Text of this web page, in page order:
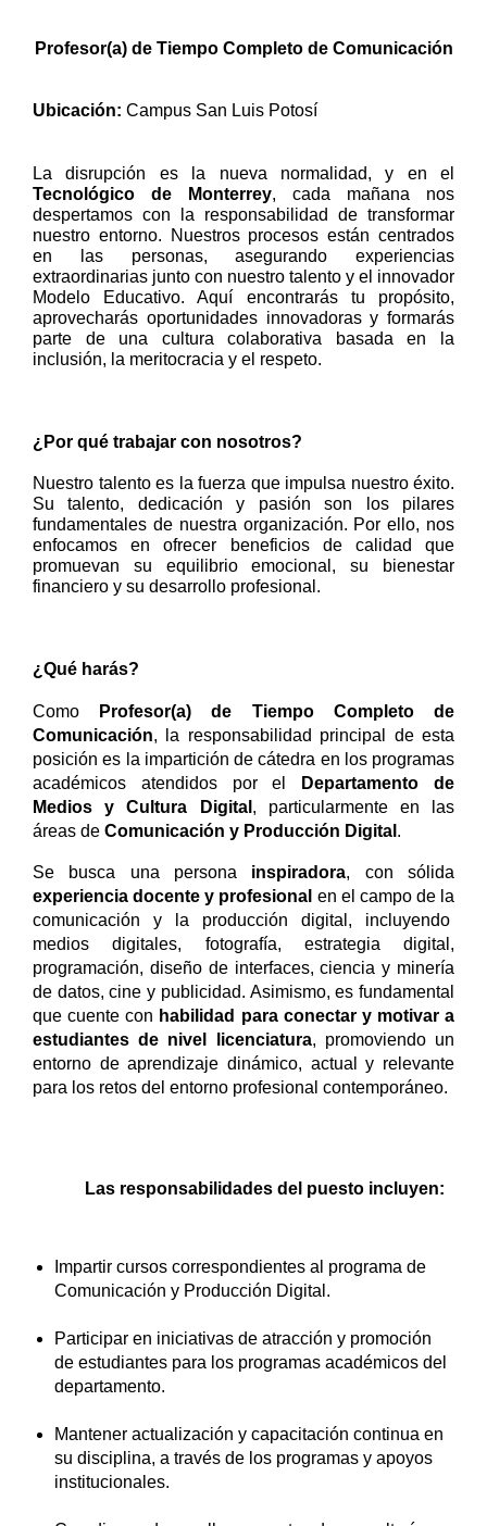
Profesor(a) de Tiempo Completo de Comunicación
Ubicación: Campus San Luis Potosí
La disrupción es la nueva normalidad, y en el
Tecnológico de Monterrey, cada mañana nos
despertamos con la responsabilidad de transformar
nuestro entorno. Nuestros procesos están centrados
en las personas, asegurando experiencias
extraordinarias junto con nuestro talento y el innovador
Modelo Educativo. Aquí encontrarás tu propósito,
aprovecharás oportunidades innovadoras y formarás
parte de una cultura colaborativa basada en la
inclusión, la meritocracia y el respeto.
¿Por qué trabajar con nosotros?
Nuestro talento es la fuerza que impulsa nuestro éxito.
Su talento, dedicación y pasión son los pilares
fundamentales de nuestra organización. Por ello, nos
enfocamos en ofrecer beneficios de calidad que
promuevan su equilibrio emocional, su bienestar
financiero y su desarrollo profesional.
¿Qué harás?
Como
Profesor(a) de Tiempo Completo de
Comunicación, la responsabilidad principal de esta
posición es la impartición de cátedra en los programas
académicos atendidos por el
Departamento de
Medios y Cultura Digital , particularmente en las
áreas de Comunicación y Producción Digital .
Se busca una persona inspiradora, con sólida
experiencia docente y profesional en el campo de la
comunicación y la producción digital, incluyendo
medios digitales, fotografía, estrategia digital,
programación, diseño de interfaces, ciencia y minería
de datos, cine y publicidad. Asimismo, es fundamental
que cuente con habilidad para conectar y motivar a
estudiantes de nivel licenciatura, promoviendo un
entorno de aprendizaje dinámico, actual y relevante
para los retos del entorno profesional contemporáneo.
Las responsabilidades del puesto incluyen:
Impartir cursos correspondientes al programa de
Comunicación y Producción Digital.
Participar en iniciativas de atracción y promoción
de estudiantes para los programas académicos del
departamento.
Mantener actualización y capacitación continua en
su disciplina, a través de los programas y apoyos
institucionales.